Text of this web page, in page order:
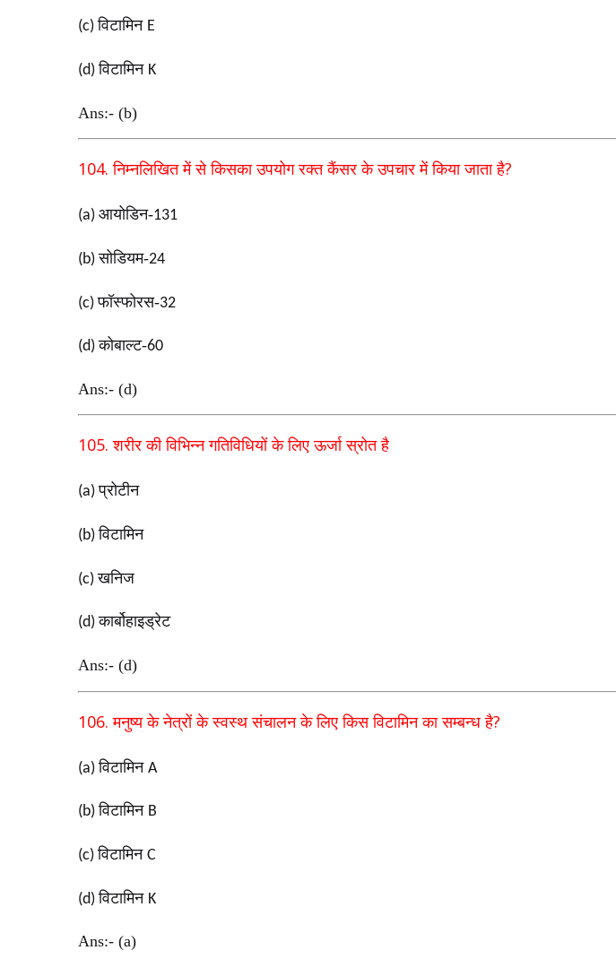
(c)विटामिन E
(d)विटामिन K
Ans:- (b)
104.निम्नलिखित में से किसका उपयोग रक्त कैंसर के उपचार में किया जाता है?
(a) आयोडिन-131
(b)सोडियम-24
(c)फॉस्फोरस-32
(d)कोबाल्ट-60
Ans:- (d)
105.शरीर की विभिन्न गतिविधियों के लिए ऊर्जा स्रोत है
(a)प्रोटीन
(b)विटामिन
(c)खनिज
(d)कार्बोहाइड्रेट
Ans:- (d)
106.मनुष्य के नेत्रों के स्वस्थ संचालन के लिए किस विटामिन का सम्बन्ध है?
(a)विटामिन A
(b)विटामिन B
(c)विटामिन C
(d)विटामिन K
Ans:- (a)